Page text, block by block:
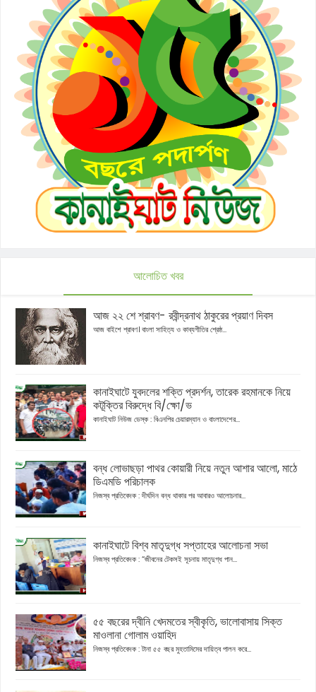
আলোচিত খবর
আজ ২২ শে শ্রাবণ- রবীন্দ্রনাথ ঠাকুরের প্রয়াণ দিবস
আজ বাইশে শ্রাবণ। বাংলা সাহিত্য ও কাব্যগীতির শ্রেষ্ঠ...
কানাইঘাটে যুবদলের শক্তি প্রদর্শন, তারেক রহমানকে নিয়ে
কটূক্তির বিরুদ্ধে বি/ক্ষো/ভ
কানাইঘাট নিউজ ডেস্ক : বিএনপির চেয়ারম্যান ও বাংলাদেশের...
বন্ধ লোভাছড়া পাথর কোয়ারী নিয়ে নতুন আশার আলো, মাঠে
ডিএমডি পরিচালক
নিজস্ব প্রতিবেদক : দীর্ঘদিন বন্ধ থাকার পর আবারও আলোচনার...
কানাইঘাটে বিশ্ব মাতৃদুগ্ধ সপ্তাহের আলোচনা সভা
নিজস্ব প্রতিবেদক : “জীবনের টেকসই সূচনায় মাতৃদুগ্ধ পান...
৫৫ বছরের দ্বীনি খেদমতের স্বীকৃতি, ভালোবাসায় সিক্ত
মাওলানা গোলাম ওয়াহিদ
নিজস্ব প্রতিবেদক : টানা ৫৫ বছর মুহতামিমের দায়িত্ব পালন করে...